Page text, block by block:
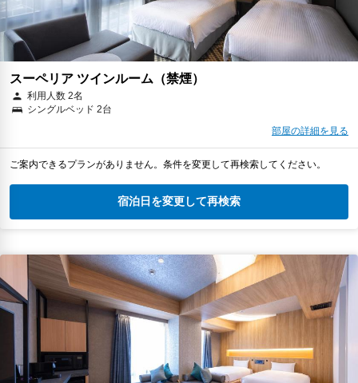
スーペリア ツインルーム（禁煙）
利用人数 2名
シングルベッド 2台
部屋の詳細を見る
ご案内できるプランがありません。条件を変更して再検索してください。
宿泊日を変更して再検索